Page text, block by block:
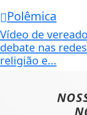
Polêmica
Vídeo de
debate nas
religião e...